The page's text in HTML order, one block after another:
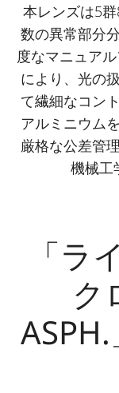
本レンズは5
数の異常部分
度なマニュア
により、光の
て繊細なコン
アルミニウム
厳格な公差管
機械工
「ラ
ク